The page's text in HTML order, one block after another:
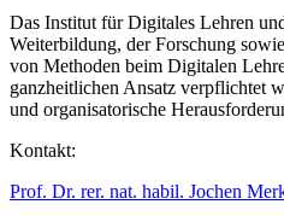
Das Institut für Digitales Lehren
Weiterbildung, der Forschung
von Methoden beim Digitalen
ganzheitlichen Ansatz verpflichtet
und organisatorische
Kontakt:
Prof. Dr. rer. nat. habil. Jochen